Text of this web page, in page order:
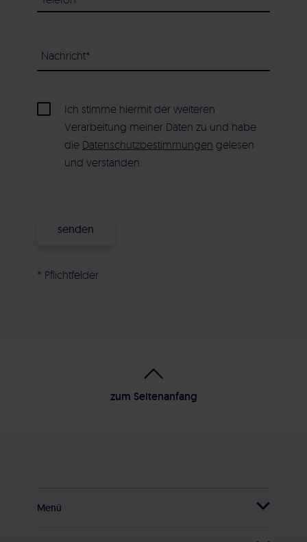
Ich stimme hiermit der weiteren
Verarbeitung meiner Daten zu und habe
die Datenschutzbestimmungen gelesen
und verstanden.
* Pflichtfelder
zum Seitenanfang
Menü